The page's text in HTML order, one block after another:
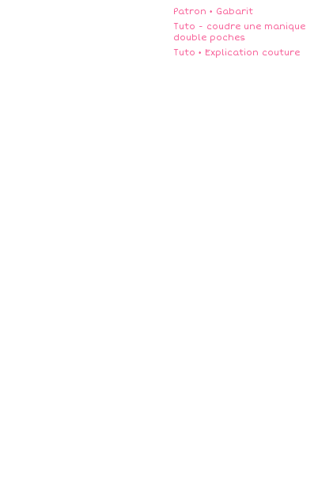
Patron • Gabarit
Tuto - coudre une manique
double poches
Tuto • Explication couture